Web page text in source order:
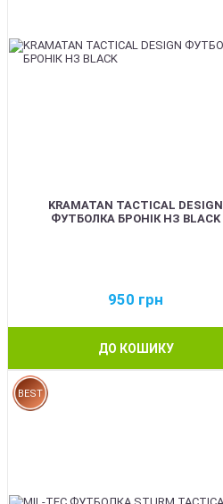
KRAMATAN TACTICAL DESIGN
ФУТБОЛКА БРОНІК НЗ BLACK
950 грн
ДО КОШИКУ
BEST